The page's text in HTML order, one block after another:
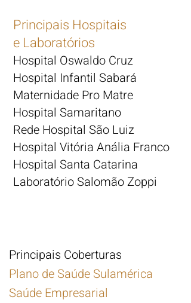
Principais Hospitais
e Laboratórios
Hospital Oswaldo Cruz
Hospital Infantil Sabará
Maternidade Pro Matre
Hospital Samaritano
Rede Hospital São Luiz
Hospital Vitória Anália Franco
Hospital Santa Catarina
Laboratório Salomão Zoppi
Principais Coberturas
Plano de Saúde Sulamérica
Saúde Empresarial